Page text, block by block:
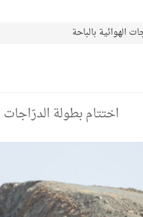
الهوائية بالباحة
اختتام بطولة الدرّاجات